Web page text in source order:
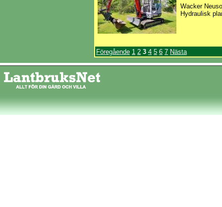
Wacker
Hydraulisk
Föregående 1 2 3 4 5 6 7 Nästa